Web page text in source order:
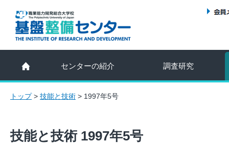
センターの紹介 調査研究
トップ> 技能と技術 > 1997年5号
技能と技術 1997年5号